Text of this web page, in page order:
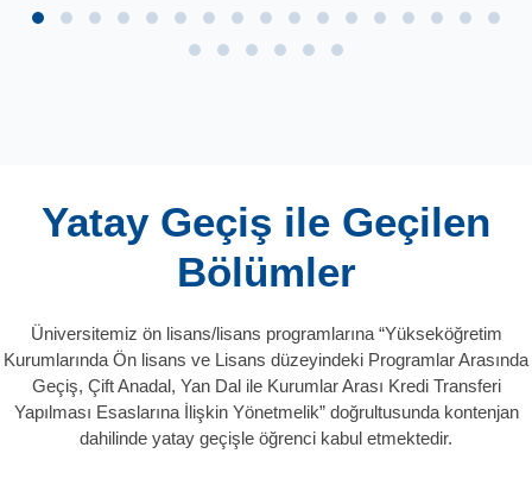
Yatay Geçiş ile Geçilen
Bölümler
Üniversitemiz ön lisans/lisans programlarına “Yükseköğretim
Kurumlarında Ön lisans ve Lisans düzeyindeki Programlar Arasında
Geçiş, Çift Anadal, Yan Dal ile Kurumlar Arası Kredi Transferi
Yapılması Esaslarına İlişkin Yönetmelik” doğrultusunda kontenjan
dahilinde yatay geçişle öğrenci kabul etmektedir.